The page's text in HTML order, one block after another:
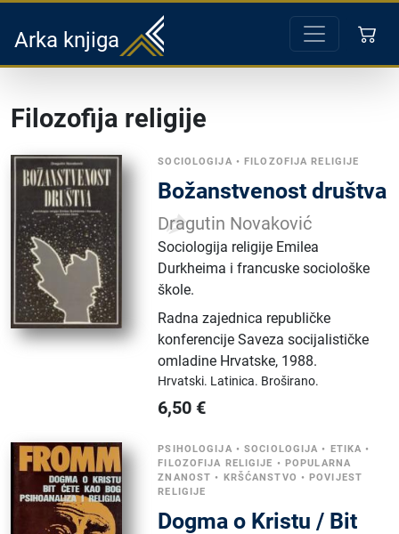
Arka knjiga
Filozofija religije
SOCIOLOGIJA •FILOZOFIJA RELIGIJE
Božanstvenost društva
Dragutin Novaković
Sociologija religije Emilea
Durkheima i francuske sociološke
škole.
Radna zajednica republičke
konferencije Saveza socijalističke
omladine Hrvatske, 1988.
Hrvatski. Latinica. Broširano.
6,50 €
PSIHOLOGIJA •SOCIOLOGIJA • ETIKA •
FILOZOFIJA RELIGIJE • POPULARNA
ZNANOST • KRŠĆANSTVO •POVIJEST
RELIGIJE
Dogma o Kristu / Bit